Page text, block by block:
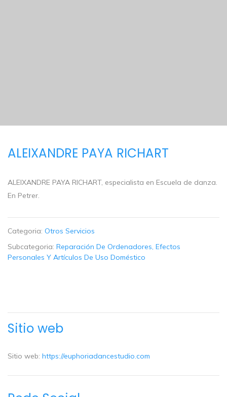
ALEIXANDRE PAYA RICHART
ALEIXANDRE PAYA RICHART, especialista en Escuela de danza.
En Petrer.
Categoria: Otros Servicios
Subcategoria: Reparación De Ordenadores, Efectos
Personales Y Artículos De Uso Doméstico
Sitio web
Sitio web: https://euphoriadancestudio.com